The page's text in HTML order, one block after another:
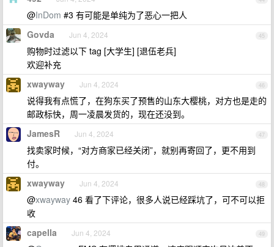
@InDom #3 有可能是单纯为了恶心一把人
45
Govda Jun 4, 2024
购物时过滤以下 tag [大学生] [退伍老兵]
欢迎补充
46
xwayway Jun 4, 2024
说得我有点慌了，在狗东买了预售的山东大樱桃，对方也是走的
邮政标快，周一凌晨发货的，现在还没到。
47
JamesR Jun 4, 2024
找卖家时候，“对方商家已经关闭”，就别再寄回了，更不用到
付。
48
xwayway Jun 4, 2024
@xwayway 46 看了下评论，很多人说已经踩坑了，可不可以拒
收
49
capella Jun 4, 2024